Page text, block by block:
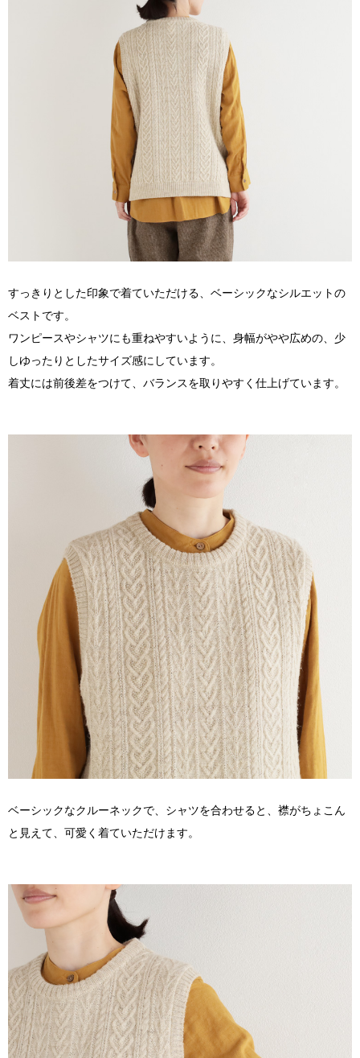
すっきりとした印象で着ていただける、ベーシックなシルエットの
ベストです。
ワンピースやシャツにも重ねやすいように、身幅がやや広めの、少
しゆったりとしたサイズ感にしています。
着丈には前後差をつけて、バランスを取りやすく仕上げています。
ベーシックなクルーネックで、シャツを合わせると、襟がちょこん
と見えて、可愛く着ていただけます。